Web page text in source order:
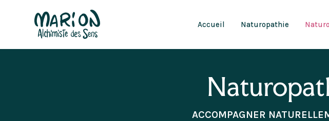
Accueil Naturopathie
ACCOMPAGNER